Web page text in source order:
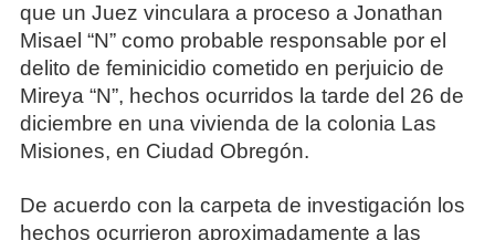
que un Juez vinculara a proceso a Jonathan
Misael “N” como probable responsable por el
delito de feminicidio cometido en perjuicio de
Mireya “N”, hechos ocurridos la tarde del 26 de
diciembre en una vivienda de la colonia Las
Misiones, en Ciudad Obregón.
De acuerdo con la carpeta de investigación los
hechos ocurrieron aproximadamente a las